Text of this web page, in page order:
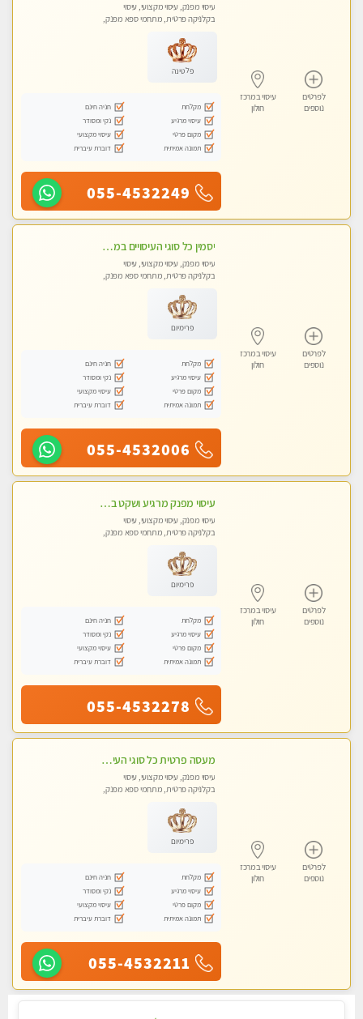
לפרטים
נוספים
עיסוי במרכז
חולון
עיסוי מפנק, עיסוי מקצועי, עיסוי
בקלניקה פרטית, מתחמי ספא מפנק,
פלטינה
מקלחת
חניה חינם
עיסוי מרגיע
נקי ומסודר
מקום פרטי
עיסוי מקצועי
תמונה אמיתית
דוברת עיברית
055-4532249
לפרטים
נוספים
עיסוי במרכז
חולון
יסמין כל סוגי העיסויים במקום הכי מושלם בעיר בת ים . highly recommended..new in the city
עיסוי מפנק, עיסוי מקצועי, עיסוי
בקלניקה פרטית, מתחמי ספא מפנק,
פרימיום
מקלחת
חניה חינם
עיסוי מרגיע
נקי ומסודר
מקום פרטי
עיסוי מקצועי
תמונה אמיתית
דוברת עיברית
055-4532006
לפרטים
נוספים
עיסוי במרכז
חולון
עיסוי מפנק מרגיע ושקט במקום מדהים עיסוי מושקע מאוד
עיסוי מפנק, עיסוי מקצועי, עיסוי
בקלניקה פרטית, מתחמי ספא מפנק,
פרימיום
מקלחת
חניה חינם
עיסוי מרגיע
נקי ומסודר
מקום פרטי
עיסוי מקצועי
תמונה אמיתית
דוברת עיברית
055-4532278
לפרטים
נוספים
עיסוי במרכז
חולון
מעסה פרטית כל סוגי העיסויים מעסה מקצועית ואיכותית פרטי!!
עיסוי מפנק, עיסוי מקצועי, עיסוי
בקלניקה פרטית, מתחמי ספא מפנק,
פרימיום
מקלחת
חניה חינם
עיסוי מרגיע
נקי ומסודר
מקום פרטי
עיסוי מקצועי
תמונה אמיתית
דוברת עיברית
055-4532211